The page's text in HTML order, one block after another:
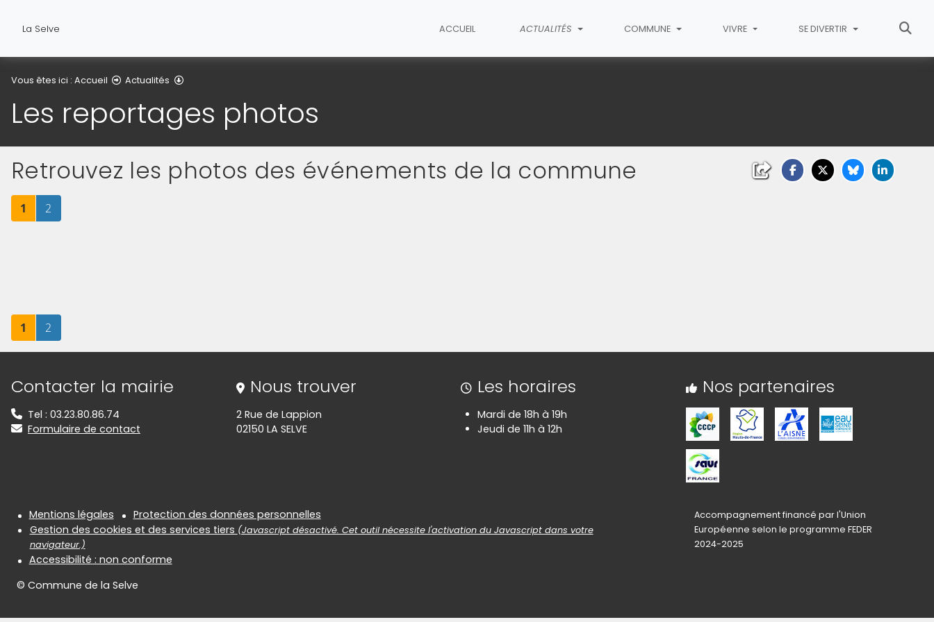
La Selve ACCUEIL ACTUALITÉS COMMUNE VIVRE SE DIVERTIR
Vous êtes ici : Accueil Actualités
Les reportages photos
Retrouvez les photos des événements de la commune
Page
1 sur 2Page
2
Page
1 sur 2Page
2
Informations de contact
Contacter la mairie
Tel : 03.23.80.86.74
Formulaire de contact
Nous trouver
2 Rue de Lappion
02150 LA SELVE
Les horaires
Mardi de 18h à 19h
Jeudi de 11h à 12h
Nos partenaires
Informations réglementaires
Mentions légales
Protection des données personnelles
Gestion des cookies et des services tiers (Javascript désactivé. Cet outil nécessite l'activation du Javascript dans votre
navigateur.)
Accessibilité : non conforme
© Commune de la Selve
Accompagnement financé par l'Union
Européenne selon le programme FEDER
2024-2025